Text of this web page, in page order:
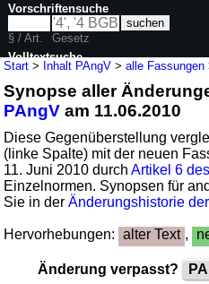
Start > Inhalt PAngV >alle Fassungen
Synopse aller
PAngV am 11.06.2010
Diese Gegenüberstellung
(linke Spalte) mit der neuen
11. Juni 2010 durchArtikel 6
Einzelnormen. Synopsen für
Sie in derÄnderungshistorie
Hervorhebungen: alter Text ,
Änderung verpasst?
Vorschriftensuche
§ / Art.
Gesetz
Volltextsuche
nur in PAngV